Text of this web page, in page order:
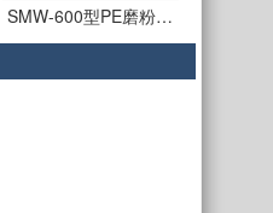
SMW-600型PE磨粉…